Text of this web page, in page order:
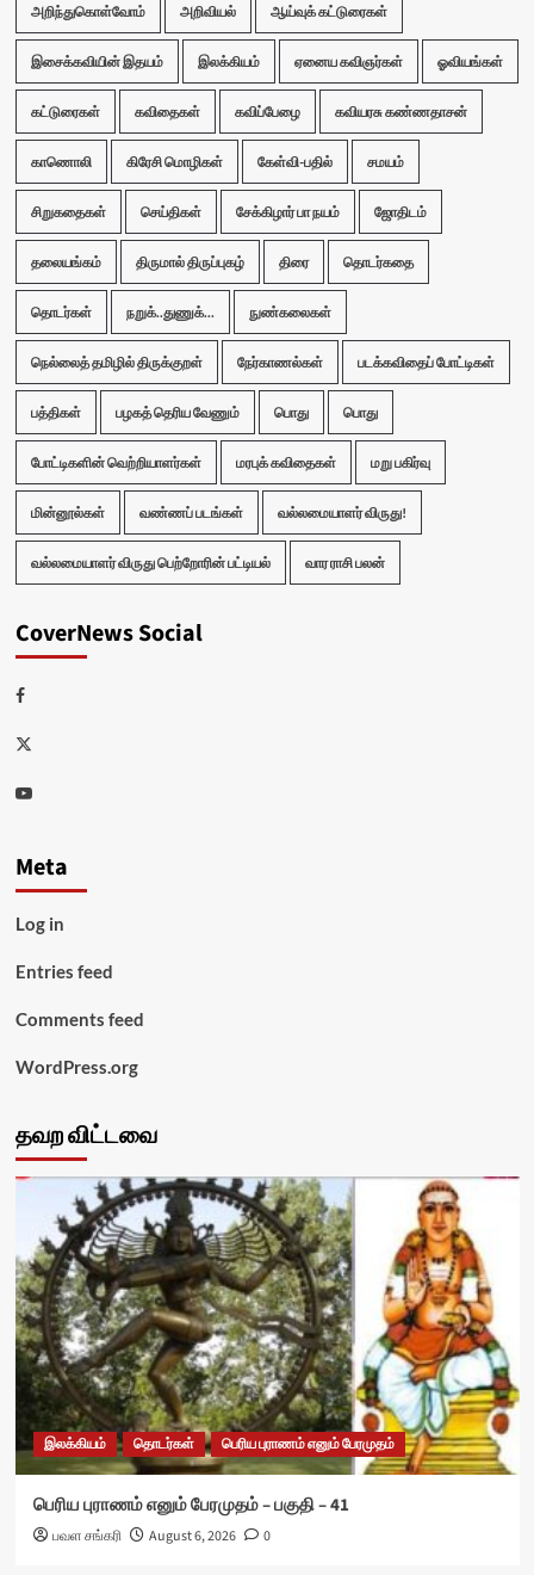
அறிந்துகொள்வோம் அறிவியல் ஆய்வுக் கட்டுரைகள்
இசைக்கவியின் இதயம் இலக்கியம் ஏனைய கவிஞர்கள் ஓவியங்கள்
கட்டுரைகள் கவிதைகள் கவிப்பேழை கவியரசு கண்ணதாசன்
காணொலி கிரேசி மொழிகள் கேள்வி-பதில் சமயம்
சிறுகதைகள் செய்திகள் சேக்கிழார் பா நயம் ஜோதிடம்
தலையங்கம் திருமால் திருப்புகழ் திரை தொடர்கதை
தொடர்கள் நறுக்..துணுக்... நுண்கலைகள்
நெல்லைத் தமிழில் திருக்குறள் நேர்காணல்கள் படக்கவிதைப் போட்டிகள்
பத்திகள் பழகத் தெரிய வேணும் பொது பொது
போட்டிகளின் வெற்றியாளர்கள் மரபுக் கவிதைகள் மறு பகிர்வு
மின்னூல்கள் வண்ணப் படங்கள் வல்லமையாளர் விருது!
வல்லமையாளர் விருது பெற்றோரின் பட்டியல் வார ராசி பலன்
CoverNews Social
Facebook
Twitter
Youtube
Meta
Log in
Entries feed
Comments feed
WordPress.org
தவற விட்டவை
இலக்கியம் தொடர்கள் பெரிய புராணம் எனும் பேரமுதம்
பெரிய புராணம் எனும் பேரமுதம் – பகுதி – 41
பவள சங்கரி August 6, 2026 0